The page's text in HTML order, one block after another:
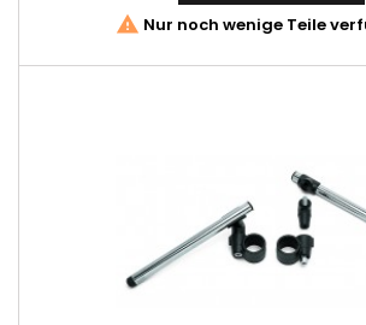
 Nur noch wenige Teile